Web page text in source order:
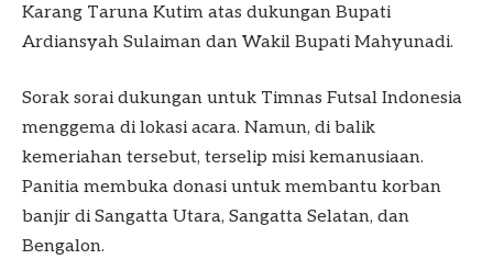
Karang Taruna Kutim atas dukungan Bupati
Ardiansyah Sulaiman dan Wakil Bupati Mahyunadi.
Sorak sorai dukungan untuk Timnas Futsal Indonesia
menggema di lokasi acara. Namun, di balik
kemeriahan tersebut, terselip misi kemanusiaan.
Panitia membuka donasi untuk membantu korban
banjir di Sangatta Utara, Sangatta Selatan, dan
Bengalon.